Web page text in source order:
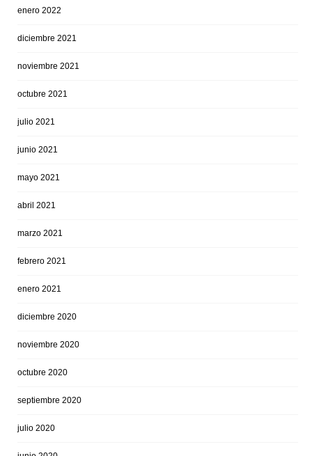
enero 2022
diciembre 2021
noviembre 2021
octubre 2021
julio 2021
junio 2021
mayo 2021
abril 2021
marzo 2021
febrero 2021
enero 2021
diciembre 2020
noviembre 2020
octubre 2020
septiembre 2020
julio 2020